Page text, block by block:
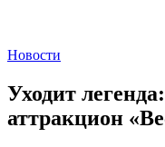
Новости
Уходит
аттракцион